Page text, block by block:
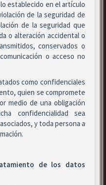
establecido en el artículo
de la seguridad de
de la seguridad que
o alteración accidental o
conservados o
o acceso no
como confidenciales
quien se compromete
medio de una obligación
confidencialidad sea
y toda persona a
de los datos